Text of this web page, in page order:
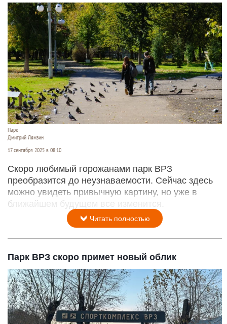
Парк
Дмитрий Лямзин
17 сентября 2025 в 08:10
Скоро любимый горожанами парк ВРЗ
преобразится до неузнаваемости. Сейчас здесь
можно увидеть привычную картину, но уже в
ближайшем будущем все изменится.
Читать полностью
Парк ВРЗ скоро примет новый облик